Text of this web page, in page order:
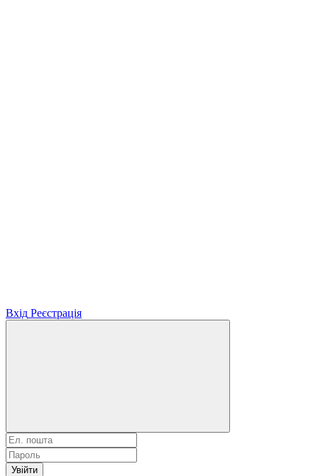
Вхід Реєстрація
Увійти